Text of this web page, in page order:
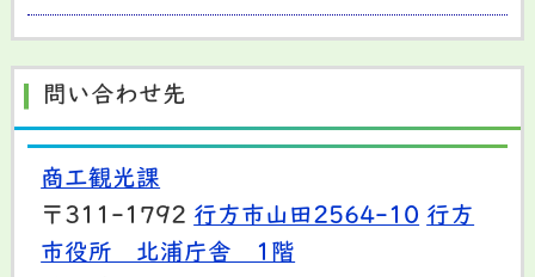
問い合わせ先
商工観光課
〒311-1792 行方市山田2564-10 行方
市役所 北浦庁舎 1階